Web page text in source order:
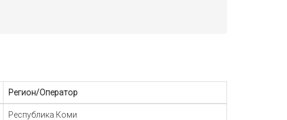
Регион/Оператор
Республика Коми